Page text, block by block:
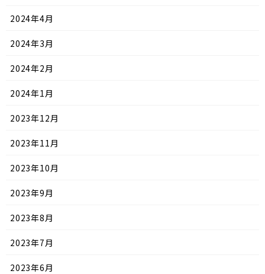
2024年4月
2024年3月
2024年2月
2024年1月
2023年12月
2023年11月
2023年10月
2023年9月
2023年8月
2023年7月
2023年6月